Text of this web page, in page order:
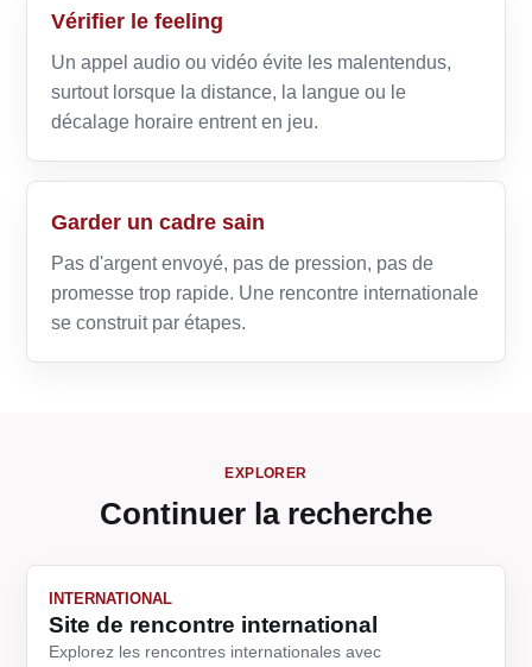
Vérifier le feeling
Un appel audio ou vidéo évite les malentendus,
surtout lorsque la distance, la langue ou le
décalage horaire entrent en jeu.
Garder un cadre sain
Pas d'argent envoyé, pas de pression, pas de
promesse trop rapide. Une rencontre internationale
se construit par étapes.
EXPLORER
Continuer la recherche
INTERNATIONAL
Site de rencontre international
Explorez les rencontres internationales avec